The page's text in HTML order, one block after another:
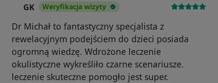
GK Weryfikacja wizyty
Dr Michał to fantastyczny specjalista z
rewelacyjnym podejściem do dzieci posiada
ogromną wiedzę. Wdrożone leczenie
okulistyczne wykreśliło czarne scenariusze.
leczenie skuteczne pomogło jest super.